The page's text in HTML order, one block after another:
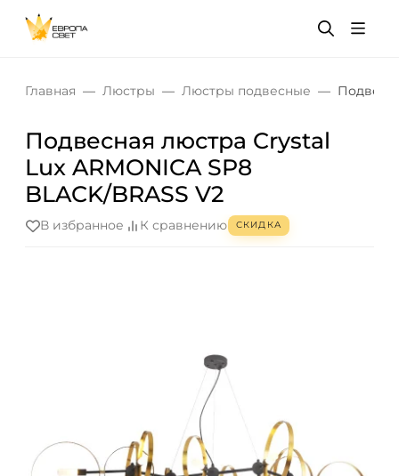
Главная Люстры Люстры подвесные
Подвесная люстра Crystal
Lux ARMONICA SP8
BLACK/BRASS V2
В избранное К сравнению СКИДКА